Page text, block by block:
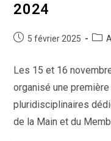
2024
Publication
5 février 2025
Post
Les 15 et 16
organisé une
pluridisciplinaires
de la Main et du